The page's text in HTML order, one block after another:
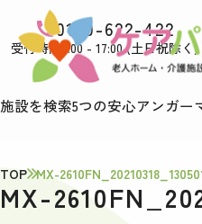
0120-622-422
受付時間9:00 - 17:00 (土日祝除く)
施設を検索5つの安心アンガー
TOP MX-
MX-